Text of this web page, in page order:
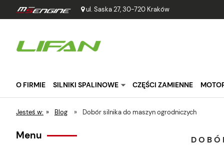
ul. Saska 27, 30-720 Kraków
O FIRMIE SILNIKI SPALINOWE CZĘŚCI ZAMIENNE
Jesteś w: » Blog » Dobór silnika do maszyn ogrodniczych
Menu